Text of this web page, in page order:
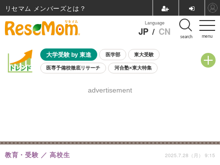
menu
Language
JP / CN search
大学受験 by 東進 医学部 東大受験
医専予備校徹底リサーチ 河合塾×東大特集
8月開催学校説明会・相談会
advertisement
教育・受験 高校生 2025.7.28（月） 9:15
リセマム メンバーズ